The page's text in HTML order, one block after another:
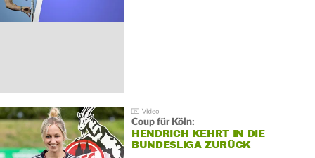
Coup für Köln:
HENDRICH KEHRT IN DIE
BUNDESLIGA ZURÜCK